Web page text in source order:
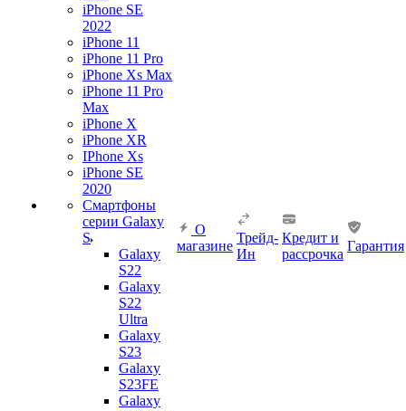
iPhone SE
2022
iPhone 11
iPhone 11 Pro
iPhone Xs Max
iPhone 11 Pro
Max
iPhone X
iPhone XR
IPhone Xs
iPhone SE
2020
Смартфоны
серии Galaxy
S
Galaxy
S22
Galaxy
S22
Ultra
Galaxy
S23
Galaxy
S23FE
Galaxy
О
магазине
Трейд-
Ин
Кредит и
рассрочка
Гарантия